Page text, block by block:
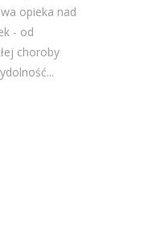
opieka nad
- od
choroby